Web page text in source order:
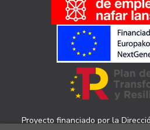
Proyecto financiado por la